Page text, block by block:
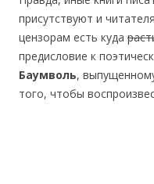
присутствуют и
цензорам есть куда
предисловие к
Баумволь,
того, чтобы